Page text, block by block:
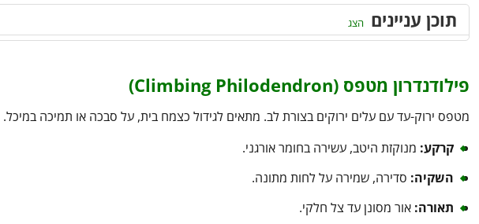
תוכן עניינים הצג
פילודנדרון מטפס (Climbing Philodendron)
מטפס ירוק-עד עם עלים ירוקים בצורת לב. מתאים לגידול כצמח בית, על סבכה או תמיכה במיכל.
קרקע: מנוקזת היטב, עשירה בחומר אורגני.
השקיה: סדירה, שמירה על לחות מתונה.
תאורה: אור מסונן עד צל חלקי.